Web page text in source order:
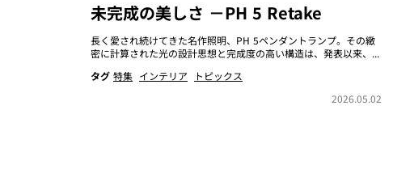
未完成の美しさ －PH 5 Retake
長く愛され続けてきた名作照明、PH 5ペンダントランプ。その緻
密に計算された光の設計思想と完成度の高い構造は、発表以来、...
タグ 特集 インテリア
トピックス
2026.05.02